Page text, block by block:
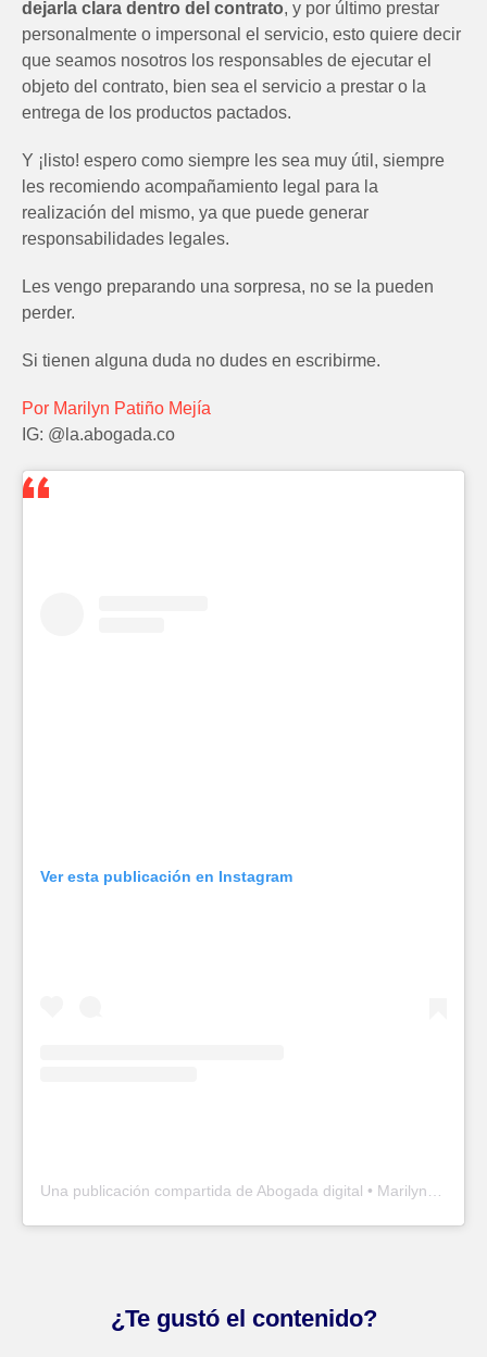
dejarla clara dentro del contrato, y por último prestar
personalmente o impersonal el servicio, esto quiere decir
que seamos nosotros los responsables de ejecutar el
objeto del contrato, bien sea el servicio a prestar o la
entrega de los productos pactados.
Y ¡listo! espero como siempre les sea muy útil, siempre
les recomiendo acompañamiento legal para la
realización del mismo, ya que puede generar
responsabilidades legales.
Les vengo preparando una sorpresa, no se la pueden
perder.
Si tienen alguna duda no dudes en escribirme.
Por Marilyn Patiño Mejía
IG: @la.abogada.co
Ver esta publicación en Instagram
¿Te gustó el contenido?